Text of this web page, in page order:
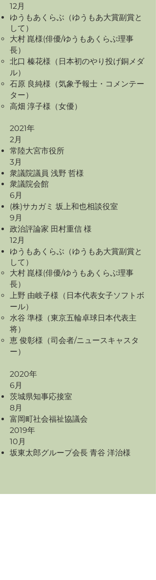
​12月
ゆうもあくらぶ（ゆうもあ大賞副賞と
して）
大村 崑様(俳優/ゆうもあくらぶ理事
長）
北口 榛花様（日本初のやり投げ銅メダ
ル）
石原 良純様（気象予報士・コメンテー
ター）
​高畑 淳子様（女優）
2021年
2月
常陸大宮市役所
3月
衆議院議員 浅野 哲様
衆議院会館
6月
(株)サカガミ 坂上和也相談役室
9月
​政治評論家 田村重信 様
12月
ゆうもあくらぶ（ゆうもあ大賞副賞と
して）
大村 崑様(俳優/ゆうもあくらぶ理事
長）
上野 由岐子様（日本代表女子ソフトボ
ール）
水谷 準様（東京五輪卓球日本代表主
将）
恵 俊彰様（司会者/ニュースキャスタ
ー）
2020年​
6月
茨城県知事応接室
8月
富岡町社会福祉協議会
2019年​
10月
坂東太郎グループ会長 青谷 洋治様